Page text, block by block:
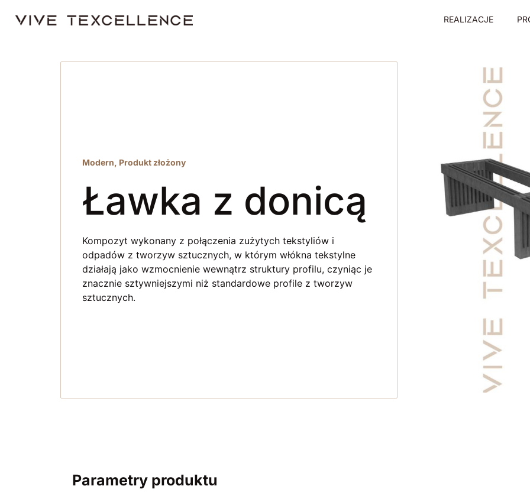
REALIZACJE
Modern, Produkt złożony
Ławka z donicą
Kompozyt wykonany z połączenia zużytych tekstyliów i
odpadów z tworzyw sztucznych, w którym włókna tekstylne
działają jako wzmocnienie wewnątrz struktury profilu, czyniąc je
znacznie sztywniejszymi niż standardowe profile z tworzyw
sztucznych.
Parametry produktu